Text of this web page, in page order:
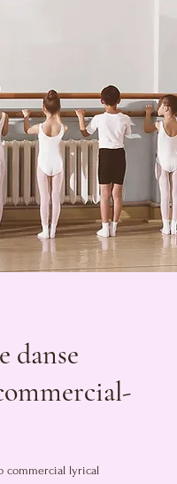
danse
commercial lyrical